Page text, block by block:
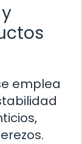
emplea